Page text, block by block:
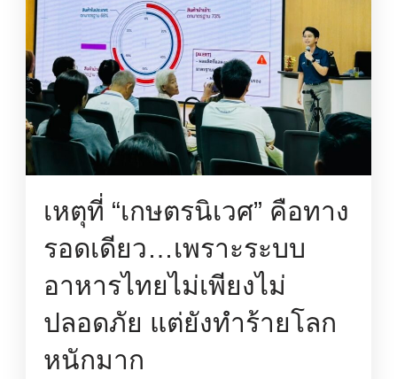
เหตุที่ “เกษตรนิเวศ” คือทาง
รอดเดียว…เพราะระบบ
อาหารไทยไม่เพียงไม่
ปลอดภัย แต่ยังทำร้ายโลก
หนักมาก